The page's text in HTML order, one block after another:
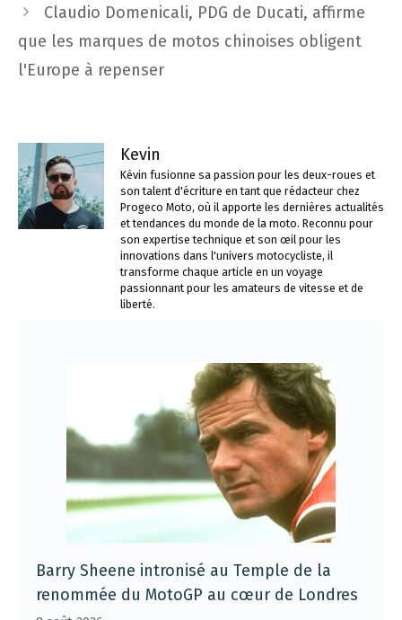
Claudio Domenicali, PDG de Ducati, affirme
que les marques de motos chinoises obligent
l'Europe à repenser
Kevin
Kévin fusionne sa passion pour les deux-roues et
son talent d'écriture en tant que rédacteur chez
Progeco Moto, où il apporte les dernières actualités
et tendances du monde de la moto. Reconnu pour
son expertise technique et son œil pour les
innovations dans l'univers motocycliste, il
transforme chaque article en un voyage
passionnant pour les amateurs de vitesse et de
liberté.
Barry Sheene intronisé au Temple de la
renommée du MotoGP au cœur de Londres